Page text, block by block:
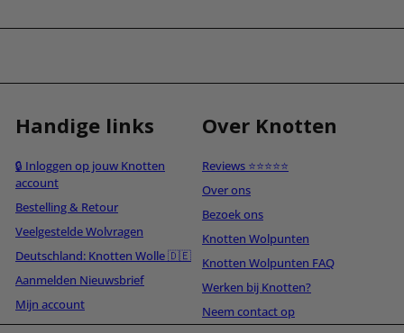
Handige links
🔒 Inloggen op jouw Knotten
account
Bestelling & Retour
Veelgestelde Wolvragen
Deutschland: Knotten Wolle 🇩🇪
Aanmelden Nieuwsbrief
Mijn account
Over Knotten
Reviews ⭐⭐⭐⭐⭐
Over ons
Bezoek ons
Knotten Wolpunten
Knotten Wolpunten FAQ
Werken bij Knotten?
Neem contact op